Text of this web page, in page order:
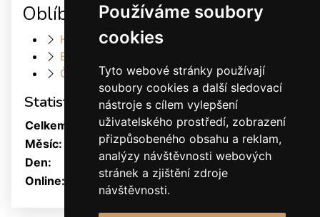
Používáme soubory
cookies
Tyto webové stránky používají
soubory cookies a další sledovací
nástroje s cílem vylepšení
uživatelského prostředí, zobrazení
přizpůsobeného obsahu a reklam,
analýzy návštěvnosti webových
stránek a zjištění zdroje
návštěvnosti.
Oblíbené odkazy
Heller Dance & Fashion
Elis Dance Sport s.r.o.
Český svaz tanečního sportu
Statistiky
Online: 38
Celkem:
1880952
Měsíc:
30346
Den:
816